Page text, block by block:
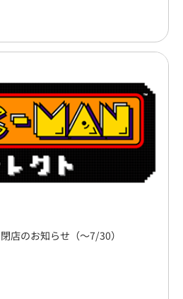
店のお知らせ（～7/30）